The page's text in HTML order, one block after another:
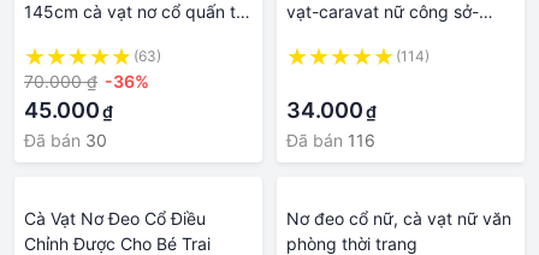
145cm cà vạt nơ cổ quấn túi
(63)
70.000 ₫ -36%
45.000₫
Đã bán 30
vạt-caravat nữ công sở-
(114)
34.000₫
Đã bán 116
Cà Vạt Nơ Đeo Cổ Điều
Chỉnh Được Cho Bé Trai
Nơ đeo cổ nữ, cà vạt nữ văn
phòng thời trang